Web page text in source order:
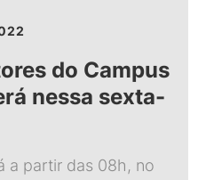
do Campus
nessa sexta-
a partir das 08h, no